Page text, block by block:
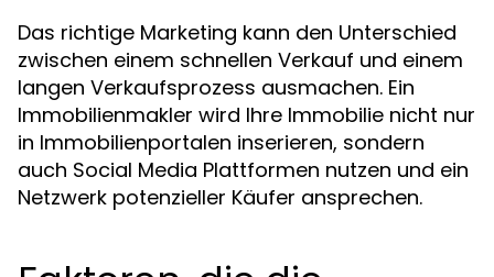
Das richtige Marketing kann den Unterschied
zwischen einem schnellen Verkauf und einem
langen Verkaufsprozess ausmachen. Ein
Immobilienmakler wird Ihre Immobilie nicht nur
in Immobilienportalen inserieren, sondern
auch Social Media Plattformen nutzen und ein
Netzwerk potenzieller Käufer ansprechen.